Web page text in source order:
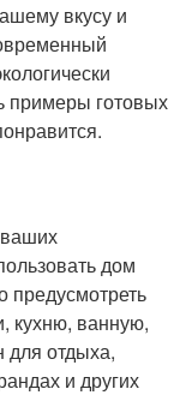
вкусу и
примеры готовых
ваших
дом
предусмотреть
кухню, ванную,
для отдыха,
и других